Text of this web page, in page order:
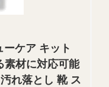
ケア キット
素材に対応可能
れ落とし 靴 ス